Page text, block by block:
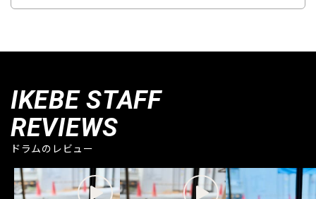
IKEBE STAFF
REVIEWS
ドラムのレビュー